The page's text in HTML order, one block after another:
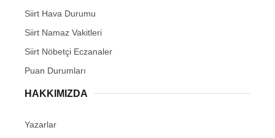
Siirt Hava Durumu
Siirt Namaz Vakitleri
Siirt Nöbetçi Eczanaler
Puan Durumları
HAKKIMIZDA
Yazarlar